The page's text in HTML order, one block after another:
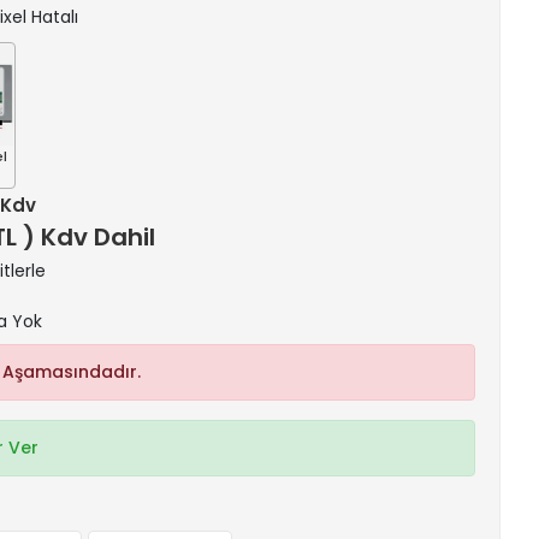
Hatalı
) Kdv Dahil
Yok
Ver